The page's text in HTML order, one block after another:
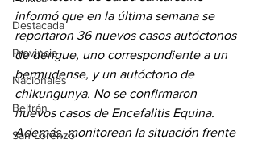
Destacada
Provincia
Nacionales
Beltrán
San Lorenzo
informó que en la última semana se
reportaron 36 nuevos casos autóctonos
de dengue, uno correspondiente a un
bermudense, y un autóctono de
chikungunya. No se confirmaron
nuevos casos de Encefalitis Equina.
Además, monitorean la situación frente